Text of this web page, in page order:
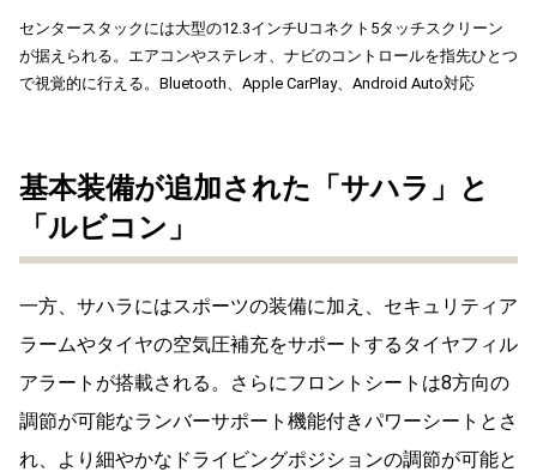
センタースタックには大型の12.3インチUコネクト5タッチスクリーン
が据えられる。エアコンやステレオ、ナビのコントロールを指先ひとつ
で視覚的に行える。Bluetooth、Apple CarPlay、Android Auto対応
基本装備が追加された「サハラ」と
「ルビコン」
一方、サハラにはスポーツの装備に加え、セキュリティア
ラームやタイヤの空気圧補充をサポートするタイヤフィル
アラートが搭載される。さらにフロントシートは8方向の
調節が可能なランバーサポート機能付きパワーシートとさ
れ、より細やかなドライビングポジションの調節が可能と